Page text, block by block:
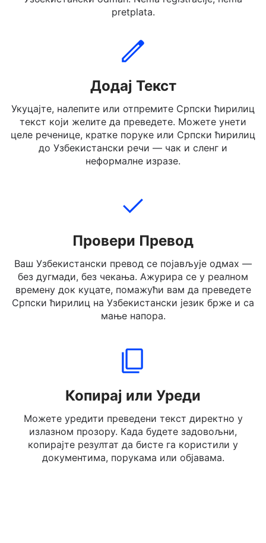
Jednostavno nalepite svoj engleski tekst — dobijate
pretplata.
Додај Текст
Укуцајте, налепите или отпремите Српски ћирилиц
текст који желите да преведете. Можете унети
целе реченице, кратке поруке или Српски ћирилиц
Провери Превод
Ваш Узбекистански превод се појављује одмах —
без дугмади, без чекања. Ажурира се у реалном
времену док куцате, помажући вам да преведете
мање напора.
Копирај или Уреди
Можете уредити преведени текст директно у
излазном прозору. Када будете задовољни,